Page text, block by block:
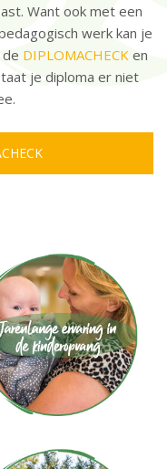
Want ook met een
werk kan je
DIPLOMACHECK en
je diploma er niet